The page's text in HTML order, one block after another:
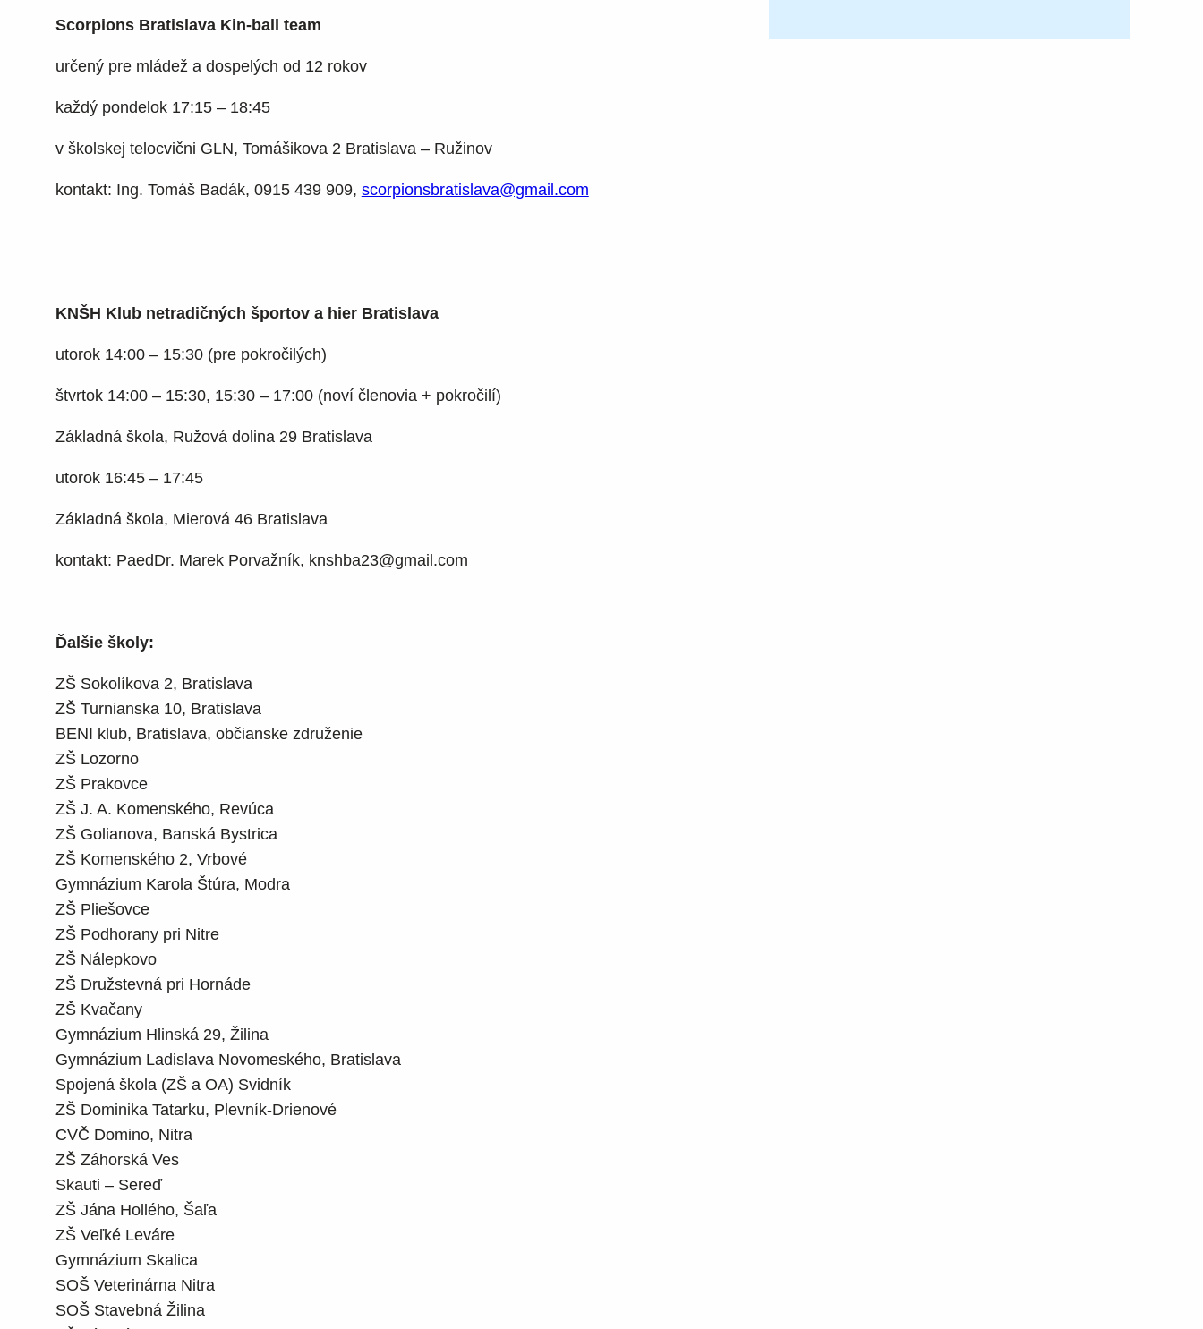
Scorpions Bratislava Kin-ball team
určený pre mládež a dospelých od 12 rokov
každý pondelok 17:15 – 18:45
v školskej telocvični GLN, Tomášikova 2 Bratislava – Ružinov
kontakt: Ing. Tomáš Badák, 0915 439 909, scorpionsbratislava@gmail.com
KNŠH Klub netradičných športov a hier Bratislava
utorok 14:00 – 15:30 (pre pokročilých)
štvrtok 14:00 – 15:30, 15:30 – 17:00 (noví členovia + pokročilí)
Základná škola, Ružová dolina 29 Bratislava
utorok 16:45 – 17:45
Základná škola, Mierová 46 Bratislava
kontakt: PaedDr. Marek Porvažník, knshba23@gmail.com
Ďalšie školy:
ZŠ Sokolíkova 2, Bratislava
ZŠ Turnianska 10, Bratislava
BENI klub, Bratislava, občianske združenie
ZŠ Lozorno
ZŠ Prakovce
ZŠ J. A. Komenského, Revúca
ZŠ Golianova, Banská Bystrica
ZŠ Komenského 2, Vrbové
Gymnázium Karola Štúra, Modra
ZŠ Pliešovce
ZŠ Podhorany pri Nitre
ZŠ Nálepkovo
ZŠ Družstevná pri Hornáde
ZŠ Kvačany
Gymnázium Hlinská 29, Žilina
Gymnázium Ladislava Novomeského, Bratislava
Spojená škola (ZŠ a OA) Svidník
ZŠ Dominika Tatarku, Plevník-Drienové
CVČ Domino, Nitra
ZŠ Záhorská Ves
Skauti – Sereď
ZŠ Jána Hollého, Šaľa
ZŠ Veľké Leváre
Gymnázium Skalica
SOŠ Veterinárna Nitra
SOŠ Stavebná Žilina